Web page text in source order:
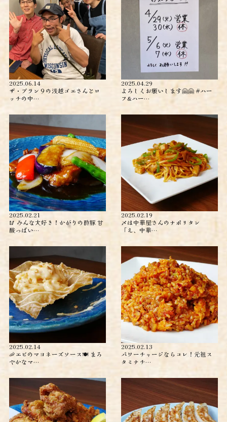
2025.06.14
ザ・プラン９の浅越ゴエさんとロ
ッチの中…
2025.04.29
よろしくお願いします🤗🤗 #ハー
フ&ハー…
2025.02.21
🥢 みんな大好き！かがりの酢豚 甘
酸っぱい…
2025.02.19
〆は中華屋さんのナポリタン
「え、中華…
2025.02.14
🦐エビのマヨネーズソース🍽️ まろ
やかなマ…
2025.02.13
パワーチャージならコレ！元祖ス
タミナチ…